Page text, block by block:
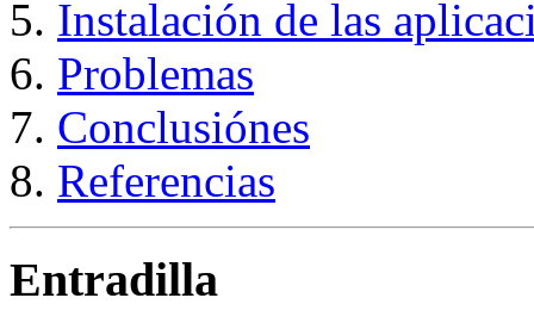
Instalación de las
Problemas
Conclusiónes
Referencias
Entradilla